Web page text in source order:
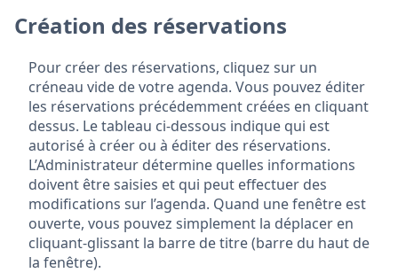
Création des réservations
Pour créer des réservations, cliquez sur un
créneau vide de votre agenda. Vous pouvez éditer
les réservations précédemment créées en cliquant
dessus. Le tableau ci-dessous indique qui est
autorisé à créer ou à éditer des réservations.
L’Administrateur détermine quelles informations
doivent être saisies et qui peut effectuer des
modifications sur l’agenda. Quand une fenêtre est
ouverte, vous pouvez simplement la déplacer en
cliquant-glissant la barre de titre (barre du haut de
la fenêtre).